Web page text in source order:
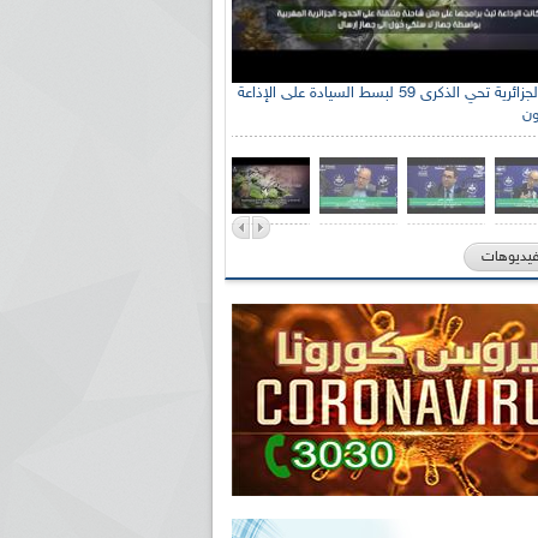
الإذاعة الجزائرية تحي الذكرى 59 لبسط السيادة على الإذاعة